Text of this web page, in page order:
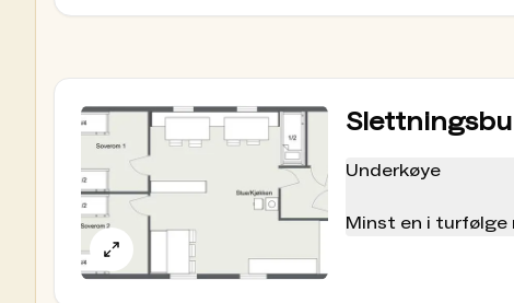
Betaling
Priser på overnatting og proviant
Vi gjør oppmerksom på at prisene på hytta følger
medlemsforeninger i DNT kan ha andre priser.
Gå til prisliste
Forhåndsbestilling via hyttebestilling.dnt
Det har aldri vært enklere å bestille hyttetur på
Slettningsbu
Underkøye
Minst en i turfølge